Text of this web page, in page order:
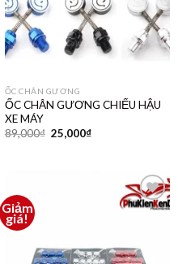
ỐC CHÂN GƯƠNG
ỐC CHÂN GƯƠNG CHIẾU HẬU
XE MÁY
89,000₫ 25,000₫
Giảm
giá!
Thêm